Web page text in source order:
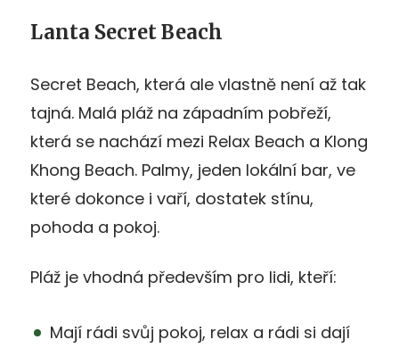
Lanta Secret Beach
Secret Beach, která ale vlastně není až tak
tajná. Malá pláž na západním pobřeží,
která se nachází mezi Relax Beach a Klong
Khong Beach. Palmy, jeden lokální bar, ve
které dokonce i vaří, dostatek stínu,
pohoda a pokoj.
Pláž je vhodná především pro lidi, kteří:
Mají rádi svůj pokoj, relax a rádi si dají